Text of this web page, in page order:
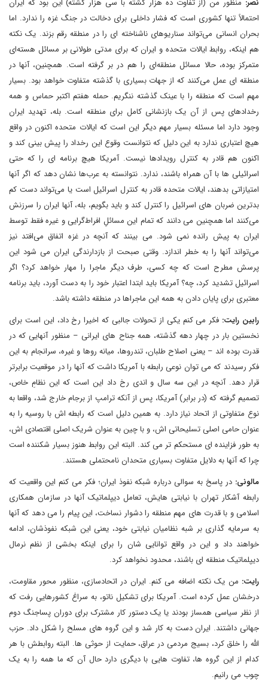
احتمالاً تنها کشوری است که فشار داخلی برای دخالت در جنگ غزه را ندارد. اما
بحران انسانی می‌تواند سناریوهای ناشناخته ای را در منطقه رقم بزند. یک نکته
هم اینکه، روابط ایالات متحده و ایران که برای مدتی طولانی بر مسائل هسته‌ای
متمرکز بوده، حالا مسائل منطقه‌ای را هم در بر گرفته است. همچنین، آنها در
منطقه ای عمل می‌کنند که از جهات بسیاری با گذشته متفاوت خواهد بود. بسیار
مهم است که منطقه را با عینک گذشته ننگریم. حمله هفتم اکتبر حماس و همه
رخدادهای پس از آن یک بازنشانی کامل برای منطقه است. بله، تهدید ایران
وجود دارد اما مسئله بسیار مهم دیگر این است که ایالات متحده اکنون در واقع
هیچ اعتباری ندارد به این دلیل که نتوانست وقوع این رخداد را پیش بینی کند و
اکنون هم قادر به کنترل رویدادها نیست. آمریکا هیچ برنامه ای را که حتی
اسرائیلی ها با آن همراه باشند، ندارد. نتوانسته به عرب‌ها نشان دهد که اگر آنها
امتیازاتی بدهند، ایالات متحده قادر به کنترل اسرائیل است یا می‌تواند دست کم
بدترین ضربان های اسرائیل را کنترل کند و باید بگویم، بله، آنها ایران را سرزنش
می‌کنند اما همچنین می دانند که تمام این مسائلِ افراط‌گرایی و غیره فقط توسط
ایران به پیش رانده نمی شود. می بینند که آنچه در غزه اتفاق می‌افتد نیز
می‌تواند آنها را به خطر اندازد. وقتی صبحت از بازدارندگی ایران می شود این
پرسش مطرح است که چه کسی، طرف دیگر ماجرا را مهار خواهد کرد؟ اگر
اسرائیل تشدید کرد، چه؟ آمریکا باید ابتدا اعتبار خود را به دست آورد، باید برنامه
معتبری برای پایان دادن به همه این ماجراها در منطقه داشته باشد.
رابین رایت: فکر می کنم یکی از تحولات جالبی که اخیرا رخ داد، این است برای
نخستین بار در چهار دهه گذشته، همه جناح های ایرانی – منظور آنهایی که در
قدرت بوده اند – یعنی اصلاح طلبان، تندروها، میانه روها و غیره، سرانجام به این
فکر رسیدند که می توان نوعی رابطه با آمریکا داشت که آنها را در موقعیت برابرتر
قرار دهد. آنچه در این سه سال و اندی رخ داد این است که این نظامِ خاص،
تصمیم گرفته که (در برابر) آمریکا، پس از آنکه ترامپ از برجام خارج شد، واقعا به
نوع متفاوتی از اتحاد نیاز دارد. به همین دلیل است که رابطه اش با روسیه را به
عنوان حامی اصلی تسلیحاتی اش، و با چین به عنوان شریک اصلی اقتصادی اش،
به طور فزاینده ای مستحکم تر می کند. البته این روابط هنوز بسیار شکننده است
چرا که آنها به دلایل متفاوت بسیاری متحدان نامحتملی هستند.
مالونی: در پاسخ به سوالی درباره شبکه نفوذ ایران؛ فکر می کنم این واقعیت که
رابطه آشکار تهران با نیابتی هایش، تعامل دیپلماتیک آنها در سازمان همکاری
اسلامی و با قدرت های مهم منطقه را دشوار نساخت، این پیام را می دهد که آنها
به سرمایه گذاری بر شبه نظامیان نیابتی خود، یعنی این شبکه نفوذشان، ادامه
خواهند داد و این در واقع توانایی شان را برای اینکه بخشی از نظم نرمال
دیپلماتیک منطقه ای باشند، محدود نخواهد کرد.
رایت: من یک نکته اضافه می کنم. ایران در اتحادسازی، منظور محور مقاومت،
درخشان عمل کرده است. آمریکا برای تشکیل ناتو، به سراغ کشورهایی رفت که
از نظر سیاسی همساز بودند یا یک دستور کار مشترک برای دوران پساجنگ دوم
جهانی داشتند. ایران دست به کار شد و این گروه های مسلح را شکل داد. حزب
الله را خلق کرد، بسیج مردمی در عراق، حمایت از حوثی ها. البته روابطش با هر
کدام از این گروه ها، تفاوت هایی با دیگری دارد حال آن که ما همه را به یک
چوب می رانیم.